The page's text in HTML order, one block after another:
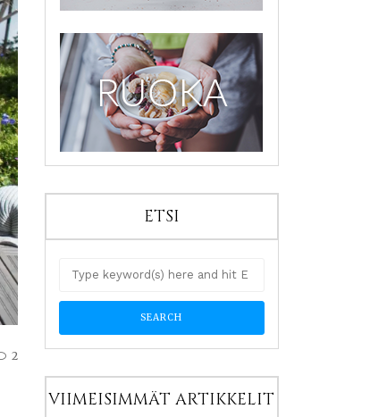
2
ETSI
VIIMEISIMMÄT ARTIKKELIT